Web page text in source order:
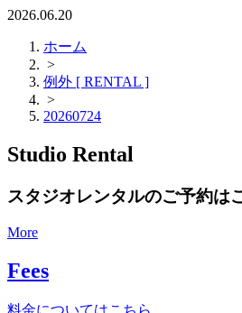
2026.06.20
ホーム
>
例外 [ RENTAL ]
>
20260724
Studio Rental
スタジオレンタルのご予約は
More
Fees